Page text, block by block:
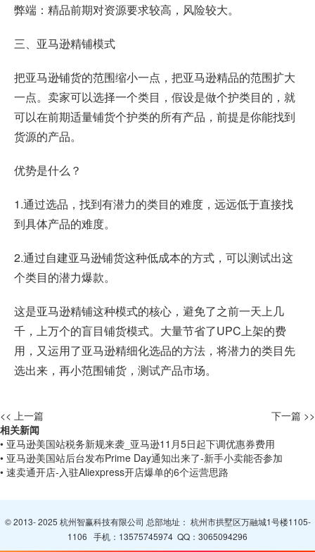
弊端：精品前期对资源要求较高，风险较大。
三、亚马逊精铺模式
把亚马逊铺货的范围缩小一点，把亚马逊精品的范围扩大
一点。卖家可以选择一个类目，假设是做个护类目的，就
可以在前期适量铺货个护类的所有产品，前提是你能找到
货源的产品。
优势是什么？
1.通过选品，找到有潜力的类目的难度，远远低于直接找
到具体产品的难度。
2.通过自建亚马逊铺货这种低成本的方式，可以测试出这
个类目的潜力爆款。
这是亚马逊精铺这种模式的核心，避免了之前一天上几
千，上万个的盲目铺货模式。大量节省了UPC上架的费
用，又运用了亚马逊精细化选品的方法，将潜力的类目先
选出来，再小范围铺货，测试产品市场。
<< 上一篇
下一篇 >>
相关新闻
• 亚马逊美国站税务新规来袭_亚马逊11月5日起下调优惠券费用
• 亚马逊美国站后台发布Prime Day通知出来了-新手小卖能否参加
• 速卖通开店-入驻Aliexpress开店爆单的6个运营思路
© 2013- 2025 杭州智赢科技有限公司 总部地址： 杭州市拱墅区万融城1号楼1105-
1106 手机： 13575745974 QQ： 3065094296